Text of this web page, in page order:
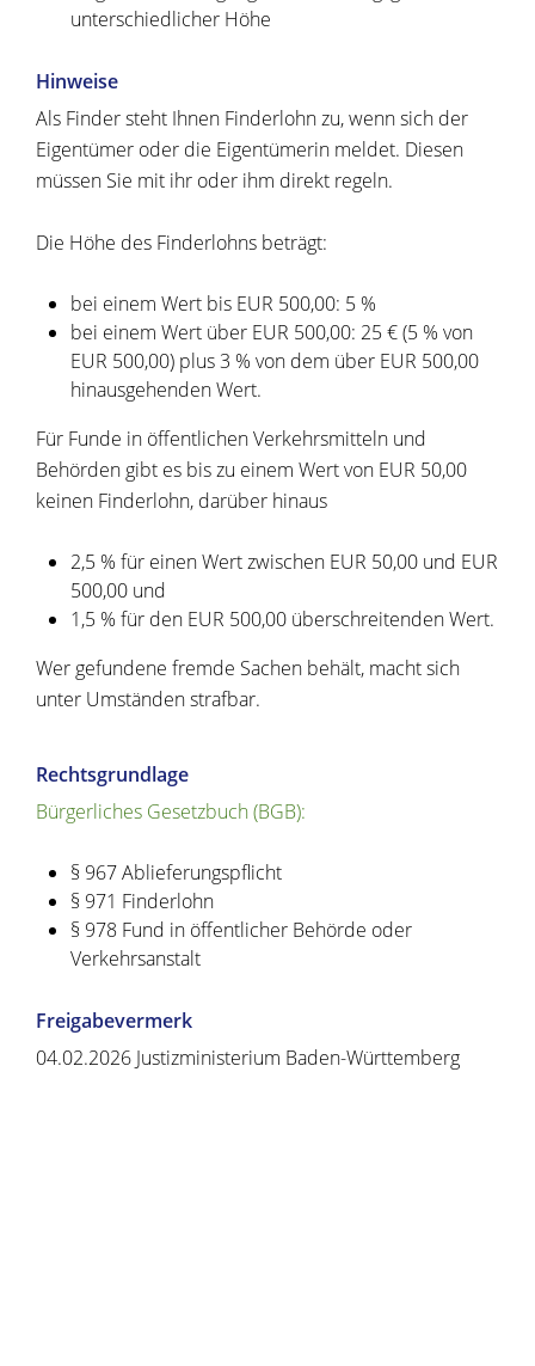
unterschiedlicher Höhe
Hinweise
Als Finder steht Ihnen Finderlohn zu, wenn sich der
Eigentümer oder die Eigentümerin meldet. Diesen
müssen Sie mit ihr oder ihm direkt regeln.
Die Höhe des Finderlohns beträgt:
bei einem Wert bis EUR 500,00: 5 %
bei einem Wert über EUR 500,00: 25 € (5 % von
EUR 500,00) plus 3 % von dem über EUR 500,00
hinausgehenden Wert.
Für Funde in öffentlichen Verkehrsmitteln und
Behörden gibt es bis zu einem Wert von EUR 50,00
keinen Finderlohn, darüber hinaus
2,5 % für einen Wert zwischen EUR 50,00 und EUR
500,00 und
1,5 % für den EUR 500,00 überschreitenden Wert.
Wer gefundene fremde Sachen behält, macht sich
unter Umständen strafbar.
Rechtsgrundlage
Bürgerliches Gesetzbuch (BGB):
§ 967 Ablieferungspflicht
§ 971 Finderlohn
§ 978 Fund in öffentlicher Behörde oder
Verkehrsanstalt
Freigabevermerk
04.02.2026 Justizministerium Baden-Württemberg